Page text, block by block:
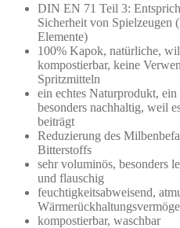
DIN EN 71 Teil 3:
Sicherheit von Spielzeugen
Elemente)
100% Kapok, natürliche,
kompostierbar, keine
Spritzmitteln
ein echtes Naturprodukt,
besonders nachhaltig, weil
beiträgt
Reduzierung des
Bitterstoffs
sehr voluminös, besonders
und flauschig
feuchtigkeitsabweisend,
kompostierbar, waschbar